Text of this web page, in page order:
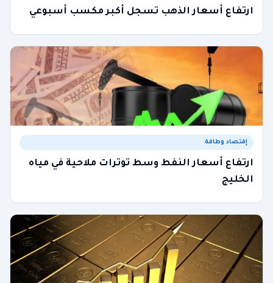
ارتفاع أسعار الذهب تسجل أكبر مكسب أسبوعي
إقتصاد وطاقة
ارتفاع أسعار النفط وسط توترات ملاحية في مياه
الخليج